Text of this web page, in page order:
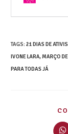
TAGS:21 DIAS DE
IVONE LARA, MARÇO
PARA TODAS JÁ